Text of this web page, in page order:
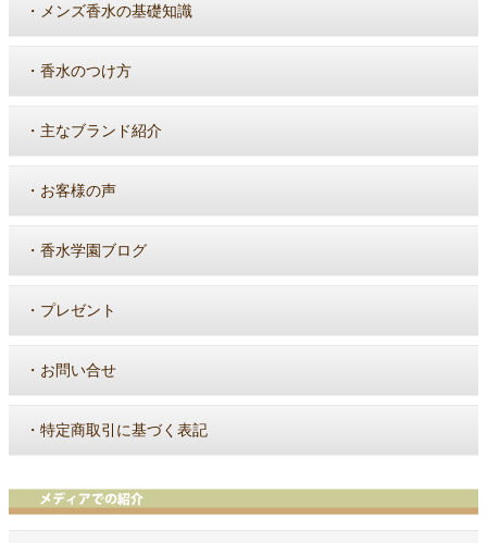
・ メンズ香水の基礎知識
・ 香水のつけ方
・ 主なブランド紹介
・ お客様の声
・ 香水学園ブログ
・ プレゼント
・ お問い合せ
・ 特定商取引に基づく表記